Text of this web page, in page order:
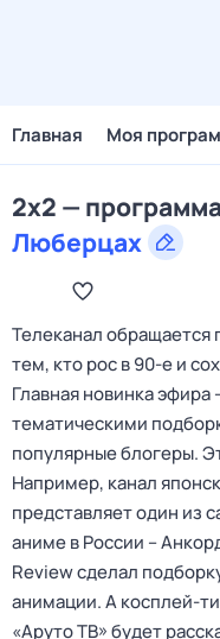
Главная Моя
2x2 —
Люберцах
Телеканал обращается
тем, кто рос в 90-е и
Главная новинка эфира
тематическими
популярные блогеры.
Например, канал
представляет один из
аниме в России –
Review сделал
анимации. А косплей-
«Аруто ТВ» будет